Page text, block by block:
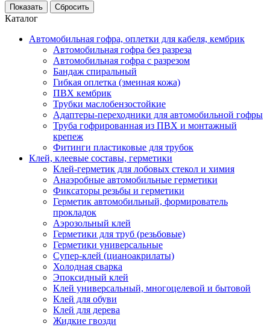
Каталог
Автомобильная гофра, оплетки для кабеля, кембрик
Автомобильная гофра без разреза
Автомобильная гофра с разрезом
Бандаж спиральный
Гибкая оплетка (змеиная кожа)
ПВХ кембрик
Трубки маслобензостойкие
Адаптеры-переходники для автомобильной гофры
Труба гофрированная из ПВХ и монтажный
крепеж
Фитинги пластиковые для трубок
Клей, клеевые составы, герметики
Клей-герметик для лобовых стекол и химия
Анаэробные автомобильные герметики
Фиксаторы резьбы и герметики
Герметик автомобильный, формирователь
прокладок
Аэрозольный клей
Герметики для труб (резьбовые)
Герметики универсальные
Супер-клей (цианоакрилаты)
Холодная сварка
Эпоксидный клей
Клей универсальный, многоцелевой и бытовой
Клей для обуви
Клей для дерева
Жидкие гвозди